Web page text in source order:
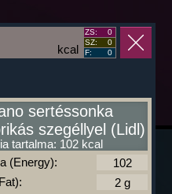
kcal
ZS:
0
SZ:
0
F:
0
sertéssonka
szegéllyel (Lidl)
tartalma: 102 kcal
(Energy):